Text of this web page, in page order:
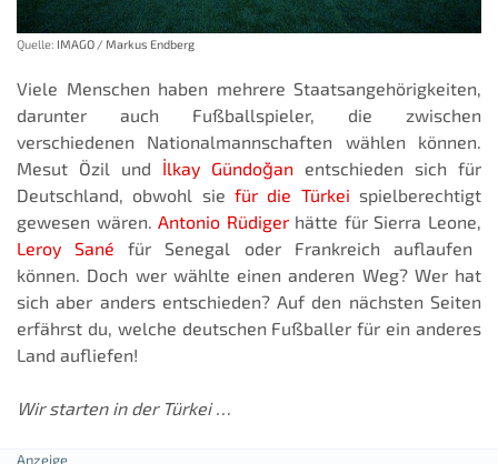
Quelle: IMAGO / Markus Endberg
Viele Menschen haben mehrere Staatsangehörigkeiten,
darunter auch Fußballspieler, die zwischen
verschiedenen Nationalmannschaften wählen können.
Mesut Özil und İlkay Gündoğan entschieden sich für
Deutschland, obwohl sie für die Türkei spielberechtigt
gewesen wären.Antonio Rüdiger hätte für Sierra Leone,
Leroy Sané für Senegal oder Frankreich auflaufen
können. Doch wer wählte einen anderen Weg? Wer hat
sich aber anders entschieden? Auf den nächsten Seiten
erfährst du, welche deutschen Fußballer für ein anderes
Land aufliefen!
Wir starten in der Türkei …